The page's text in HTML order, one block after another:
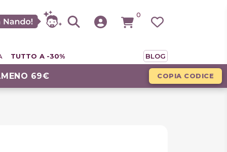
0
TUTTO A -30% BLOG
69€ COPIA CODICE